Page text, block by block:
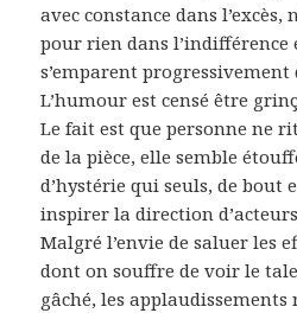
avec constance dans l’excès,
pour rien dans l’indifférence
s’emparent progressivement
L’humour est censé être
Le fait est que personne ne
de la pièce, elle semble
d’hystérie qui seuls, de bout
inspirer la direction
Malgré l’envie de saluer les
dont on souffre de voir le
gâché, les